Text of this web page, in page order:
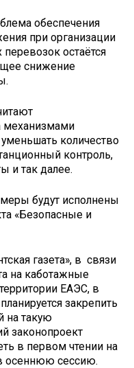
обеспечения
при организации
остаётся
снижение
механизмами
количество
контроль,
и так далее.
будут исполнены
«Безопасные и
газета», в связи
на каботажные
ЕАЭС, в
закрепить
на такую
законопроект
в первом чтении на
осеннюю сессию.